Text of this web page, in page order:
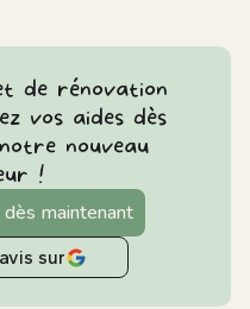
de rénovation
vos aides dès
nouveau
!
maintenant
sur